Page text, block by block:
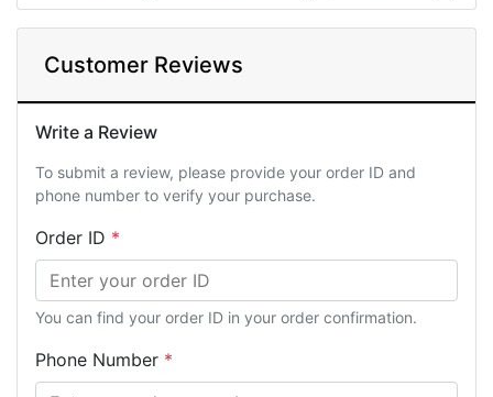
Customer Reviews
Write a Review
To submit a review, please provide your order ID and
phone number to verify your purchase.
Order ID *
You can find your order ID in your order confirmation.
Phone Number *